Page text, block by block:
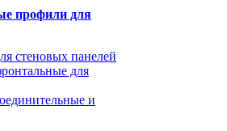
профили для
стеновых панелей
для
и